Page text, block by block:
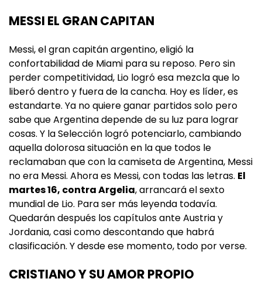
MESSI EL GRAN CAPITAN
Messi, el gran capitán argentino, eligió la
confortabilidad de Miami para su reposo. Pero sin
perder competitividad, Lio logró esa mezcla que lo
liberó dentro y fuera de la cancha. Hoy es líder, es
estandarte. Ya no quiere ganar partidos solo pero
sabe que Argentina depende de su luz para lograr
cosas. Y la Selección logró potenciarlo, cambiando
aquella dolorosa situación en la que todos le
reclamaban que con la camiseta de Argentina, Messi
no era Messi. Ahora es Messi, con todas las letras. El
martes 16, contra Argelia, arrancará el sexto
mundial de Lio. Para ser más leyenda todavía.
Quedarán después los capítulos ante Austria y
Jordania, casi como descontando que habrá
clasificación. Y desde ese momento, todo por verse.
CRISTIANO Y SU AMOR PROPIO